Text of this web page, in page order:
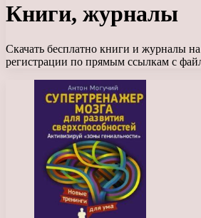
Книги, журналы
Скачать бесплатно книги и журналы на
регистрации по прямым ссылкам с